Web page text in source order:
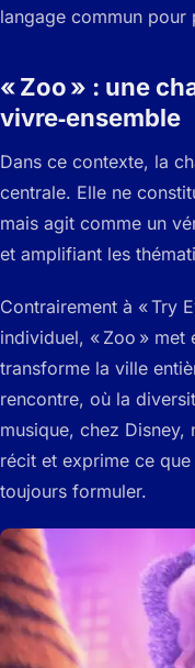
langage commun pour
« Zoo » : une
vivre‑ensemble
Dans ce contexte, la
centrale. Elle ne
mais agit comme un
et amplifiant les
Contrairement à « Try
individuel, « Zoo » met
transforme la ville
rencontre, où la
musique, chez Disney,
récit et exprime ce
toujours formuler.